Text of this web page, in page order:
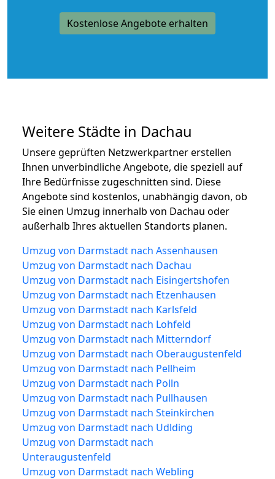
Kostenlose Angebote erhalten
Weitere Städte in Dachau
Unsere geprüften Netzwerkpartner erstellen
Ihnen unverbindliche Angebote, die speziell auf
Ihre Bedürfnisse zugeschnitten sind. Diese
Angebote sind kostenlos, unabhängig davon, ob
Sie einen Umzug innerhalb von Dachau oder
außerhalb Ihres aktuellen Standorts planen.
Umzug von Darmstadt nach Assenhausen
Umzug von Darmstadt nach Dachau
Umzug von Darmstadt nach Eisingertshofen
Umzug von Darmstadt nach Etzenhausen
Umzug von Darmstadt nach Karlsfeld
Umzug von Darmstadt nach Lohfeld
Umzug von Darmstadt nach Mitterndorf
Umzug von Darmstadt nach Oberaugustenfeld
Umzug von Darmstadt nach Pellheim
Umzug von Darmstadt nach Polln
Umzug von Darmstadt nach Pullhausen
Umzug von Darmstadt nach Steinkirchen
Umzug von Darmstadt nach Udlding
Umzug von Darmstadt nach
Unteraugustenfeld
Umzug von Darmstadt nach Webling